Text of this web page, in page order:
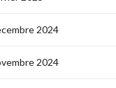
2024
2024